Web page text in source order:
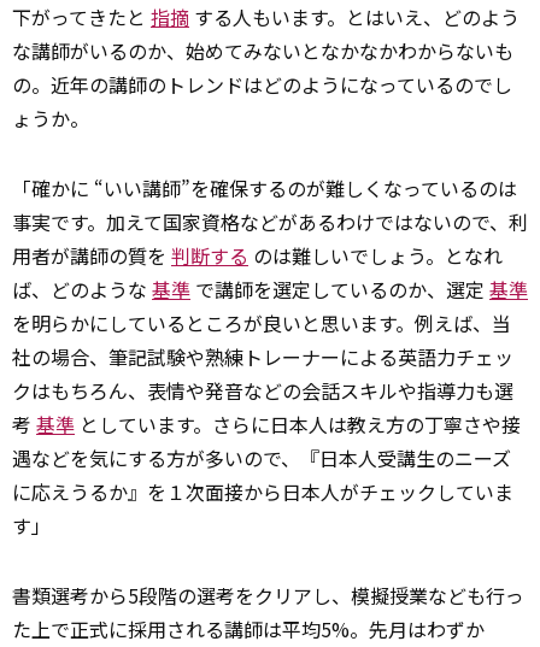
下がってきたと 指摘 する人もいます。とはいえ、どのよう
な講師がいるのか、始めてみないとなかなかわからないも
の。近年の講師のトレンドはどのようになっているのでし
ょうか。
「確かに “いい講師”を確保するのが難しくなっているのは
事実です。加えて国家資格などがあるわけではないので、利
用者が講師の質を 判断する のは難しいでしょう。となれ
ば、どのような 基準 で講師を選定しているのか、選定 基準
を明らかにしているところが良いと思います。例えば、当
社の場合、筆記試験や熟練トレーナーによる英語力チェッ
クはもちろん、表情や発音などの会話スキルや指導力も選
考 基準 としています。さらに日本人は教え方の丁寧さや接
遇などを気にする方が多いので、『日本人受講生のニーズ
に応えうるか』を１次面接から日本人がチェックしていま
す」
書類選考から5段階の選考をクリアし、模擬授業なども行っ
た上で正式に採用される講師は平均5%。先月はわずか